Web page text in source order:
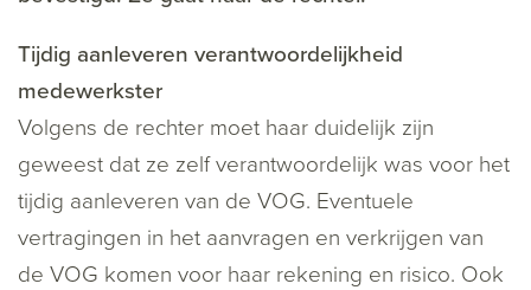
Tijdig aanleveren verantwoordelijkheid
medewerkster
Volgens de rechter moet haar duidelijk zijn
geweest dat ze zelf verantwoordelijk was voor het
tijdig aanleveren van de VOG. Eventuele
vertragingen in het aanvragen en verkrijgen van
de VOG komen voor haar rekening en risico. Ook